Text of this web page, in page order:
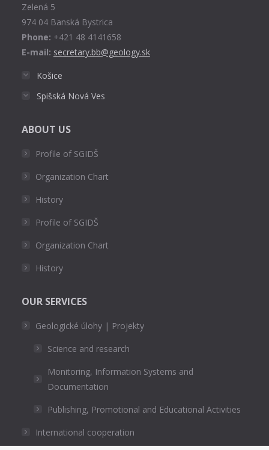
window
Zelená 5
974 04 Banská Bystrica
Phone: +421 48 4141658
E-mail: secretary.bb@geology.sk
Košice
Spišská Nová Ves
ABOUT US
Profile of SGIDŠ
Organization Chart
History
Profile of SGIDŠ
Organization Chart
History
OUR SERVICES
Geologické úlohy | Projekty
Science and research
Monitoring, Information Systems and
Documentation
Publishing, Promotional and Educational Activities
International cooperation